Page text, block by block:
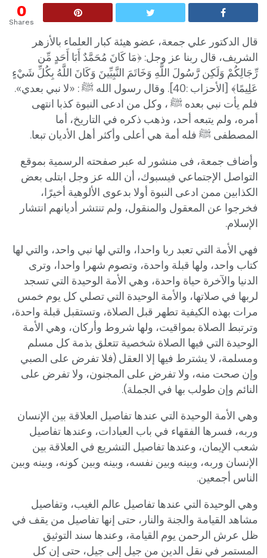
0
Shares
قال الدكتور علي جمعة، عضو هيئة كبار العلماء بالأزهر
الشريف، قال ربنا عز وجل: ﴿مَا كَانَ مُحَمَّدٌ أَبَا أَحَدٍ مِّن
رِّجَالِكُمْ وَلَكِن رَّسُولَ اللَّهِ وَخَاتَمَ النَّبِيِّينَ وَكَانَ اللَّهُ بِكُلِّ شَيْءٍ
عَلِيمًا﴾ [الأحزاب :40]. وقال رسول الله ﷺ : «لا نبي بعدي».
فلم يأت نبي بعده ﷺ ، وكل من ادعى النبوة كذبا انتهى
أمره، ولم يتبعه أحد، وذهب ذكره في التاريخ، أما
المصطفى ﷺ فله أمة هي أعلى وأكثر أهل الأديان تبعا.
وأضاف جمعة، فى منشور له عبر صفحته الرسمية بموقع
التواصل الإجتماعي فيسبوك، أن الله عز وجل ابتلى بعض
الكذابين ممن ادعى النبوة أولا بدعوى الألوهية أخيرًا،
فخرجوا عن المعقول والمنقول، ولم تنتشر أديانهم انتشار
الإسلام.
فهي الأمة التي تعبد ربا واحدا، والتي لها نبي واحد، والتي لها
كتاب واحد، ولها قبلة واحدة، وتصوم شهرا واحدا، وترى
الدنيا والآخرة حياة واحدة، وهي الأمة الوحيدة التي تسجد
لربها في صلاتها، والأمة الوحيدة التي تصلي كل يوم خمس
مرات بهذه الكيفية تطهر قبل الصلاة، وتستقبل قبلة واحدة،
وترتبط الصلاة بمواقيت، ولها شروط وأركان، وهي الأمة
الوحيدة التي فيها الصلاة شخصية تتعلق بذمة كل مسلم
ومسلمة، لا يشترط فيها إلا العقل (فلا تفرض على الصبي
وإن صحت منه، ولا تفرض على المجنون، ولا تفرض على
النائم وإن طولب بها في الجملة).
وهي الأمة الوحيدة التي عندها تفاصيل العلاقة بين الإنسان
وربه، فسرها الفقهاء في باب العبادات، وعندها تفاصيل
شعب الإيمان، وعندها تفاصيل التشريع في العلاقة بين
الإنسان وربه، وبينه وبين نفسه، وبينه وبين كونه، وبينه وبين
الناس أجمعين.
وهي الوحيدة التي عندها تفاصيل عالم الغيب، وتفاصيل
مشاهد القيامة والجنة والنار، حتى إنها تفاصيل من يقف في
ظل عرش الرحمن يوم القيامة، وعندها سند التوثيق
المستمر في نقل الدين من جيل إلى جيل، حتى إن كل